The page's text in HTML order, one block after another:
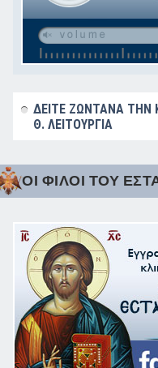
ΔΕΙΤΕ ΖΩΝΤΑΝΑ ΤΗΝ
Θ. ΛΕΙΤΟΥΡΓΙΑ
ΟΙ ΦΙΛΟΙ ΤΟΥ